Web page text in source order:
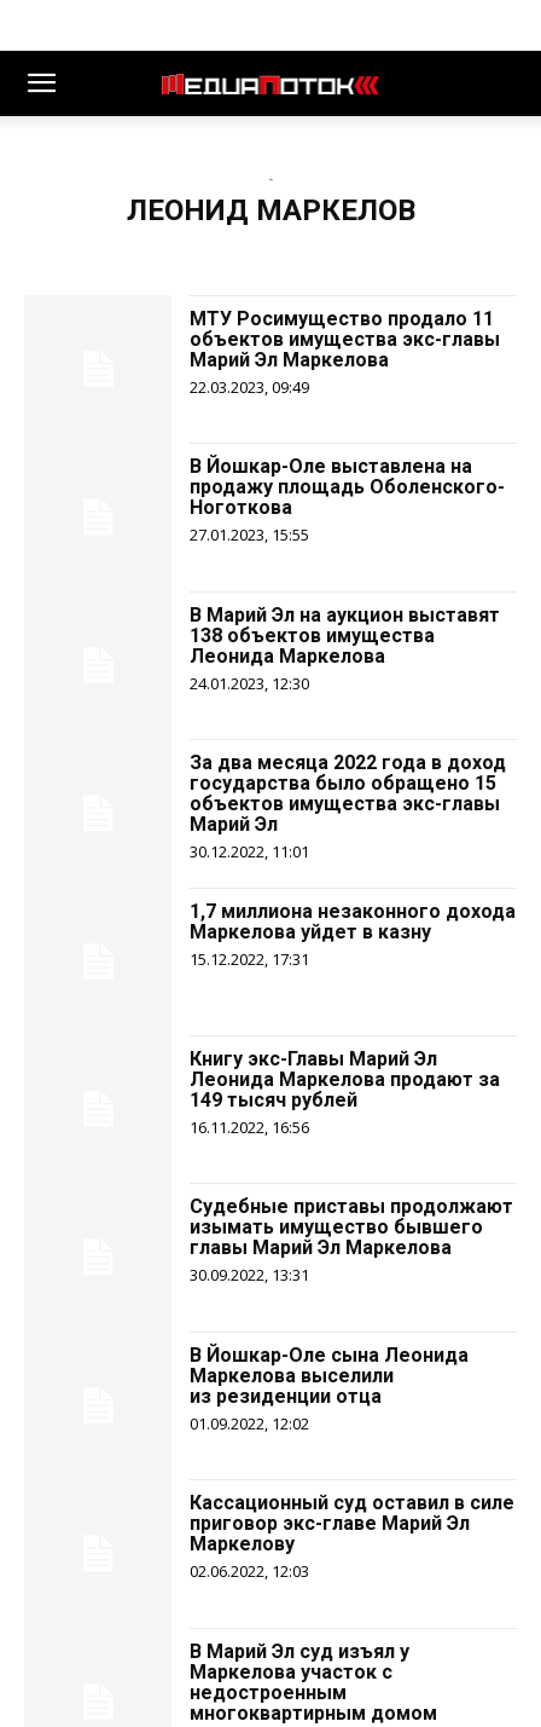
-
ЛЕОНИД МАРКЕЛОВ
МТУ Росимущество продало 11
объектов имущества экс-главы
Марий Эл Маркелова
22.03.2023, 09:49
В Йошкар-Оле выставлена на
продажу площадь Оболенского-
Ноготкова
27.01.2023, 15:55
В Марий Эл на аукцион выставят
138 объектов имущества
Леонида Маркелова
24.01.2023, 12:30
За два месяца 2022 года в доход
государства было обращено 15
объектов имущества экс-главы
Марий Эл
30.12.2022, 11:01
1,7 миллиона незаконного дохода
Маркелова уйдет в казну
15.12.2022, 17:31
Книгу экс-Главы Марий Эл
Леонида Маркелова продают за
149 тысяч рублей
16.11.2022, 16:56
Судебные приставы продолжают
изымать имущество бывшего
главы Марий Эл Маркелова
30.09.2022, 13:31
В Йошкар-Оле сына Леонида
Маркелова выселили
из резиденции отца
01.09.2022, 12:02
Кассационный суд оставил в силе
приговор экс-главе Марий Эл
Маркелову
02.06.2022, 12:03
В Марий Эл суд изъял у
Маркелова участок с
недостроенным
многоквартирным домом